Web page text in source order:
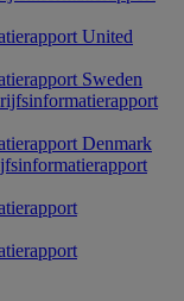
United
Sweden
Denmark